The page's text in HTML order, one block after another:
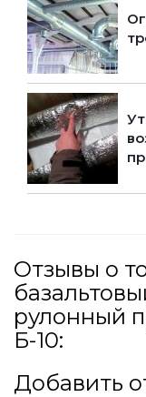
Отзывы о
рулонный
Б-10:
Добавить